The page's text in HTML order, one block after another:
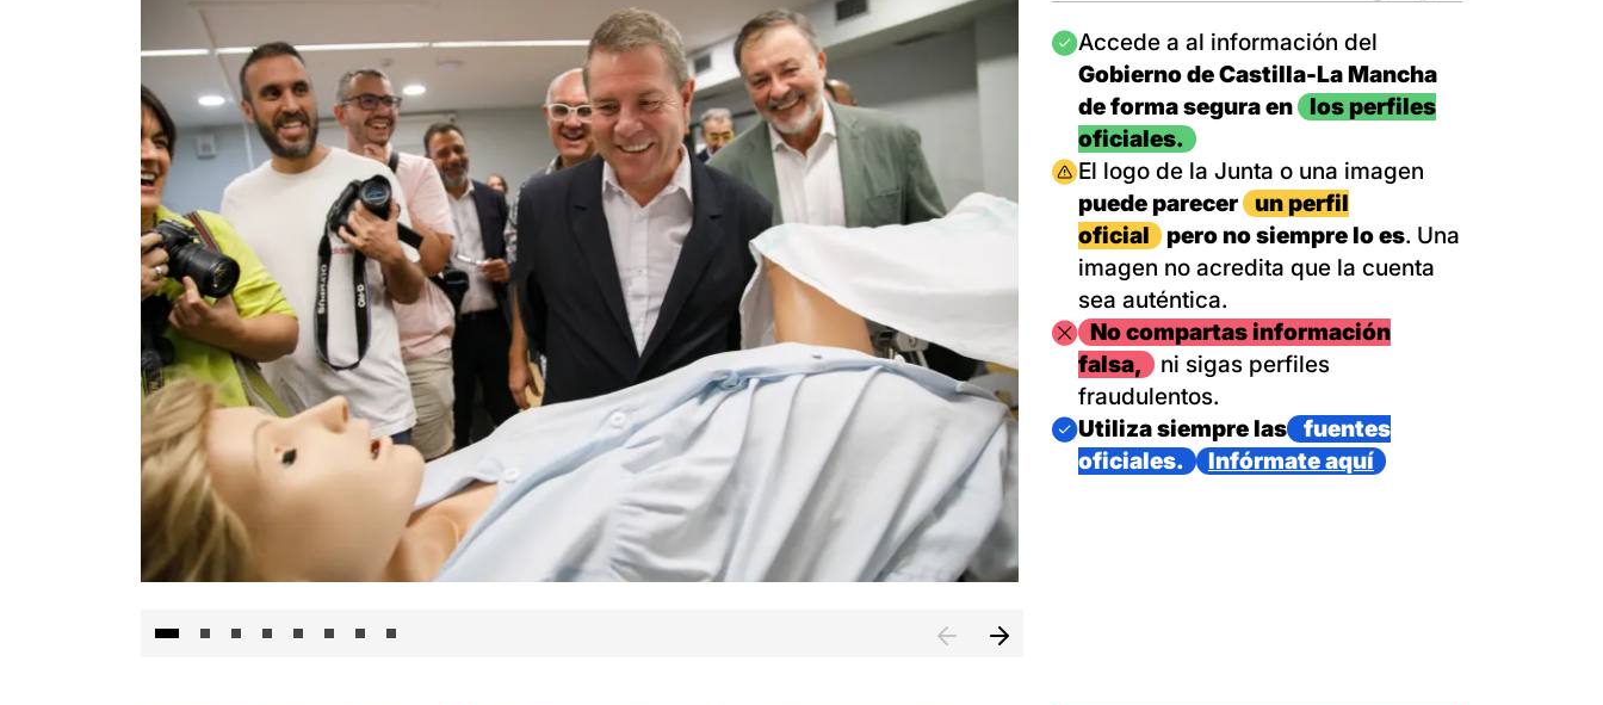
Imagen
Accede a al información del
Gobierno de Castilla-La Mancha
de forma segura en
los perfiles
oficiales.
Imagen
El logo de la Junta o una imagen
puede parecer
un perfil
oficial
pero no siempre lo es. Una
imagen no acredita que la cuenta
sea auténtica.
ImagenNo compartas información
falsa,
ni sigas perfiles
fraudulentos.
Imagen
Utiliza siempre las
fuentes
oficiales.
Infórmate aquí